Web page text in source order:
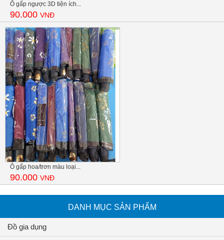
Ô gấp ngược 3D tiện ích...
90.000 VNĐ
Ô gấp hoa/trơn màu loại...
90.000 VNĐ
DANH MỤC SẢN PHẨM
Đồ gia dụng